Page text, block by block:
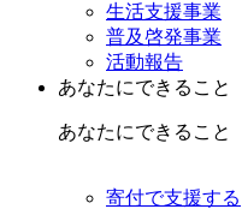
生活支援事業
普及啓発事業
活動報告
あなたにできること
あなたにできること
寄付で支援する